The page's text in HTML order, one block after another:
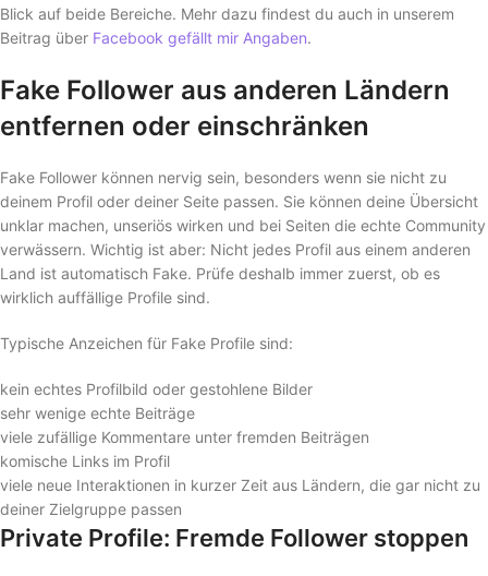
Blick auf beide Bereiche. Mehr dazu findest du auch in unserem
Beitrag über Facebook gefällt mir Angaben.
Fake Follower aus anderen Ländern
entfernen oder einschränken
Fake Follower können nervig sein, besonders wenn sie nicht zu
deinem Profil oder deiner Seite passen. Sie können deine Übersicht
unklar machen, unseriös wirken und bei Seiten die echte Community
verwässern. Wichtig ist aber: Nicht jedes Profil aus einem anderen
Land ist automatisch Fake. Prüfe deshalb immer zuerst, ob es
wirklich auffällige Profile sind.
Typische Anzeichen für Fake Profile sind:
kein echtes Profilbild oder gestohlene Bilder
sehr wenige echte Beiträge
viele zufällige Kommentare unter fremden Beiträgen
komische Links im Profil
viele neue Interaktionen in kurzer Zeit aus Ländern, die gar nicht zu
deiner Zielgruppe passen
Private Profile: Fremde Follower stoppen